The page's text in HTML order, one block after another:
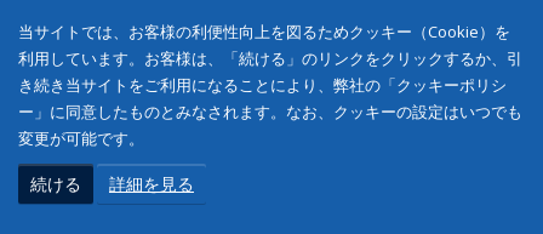
当サイトでは、お客様の利便性向上を図るためクッキー（Cookie）を
利用しています。お客様は、「続ける」のリンクをクリックするか、引
き続き当サイトをご利用になることにより、弊社の「クッキーポリシ
ー」に同意したものとみなされます。なお、クッキーの設定はいつでも
変更が可能です。
続ける 詳細を見る